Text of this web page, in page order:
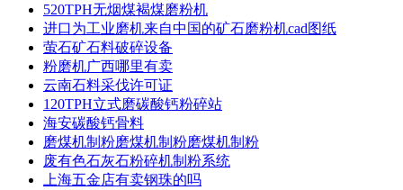
520TPH无烟煤褐煤磨粉机
进口为工业磨机来自中国的矿石磨粉机cad图纸
萤石矿石料破碎设备
粉磨机广西哪里有卖
云南石料采伐许可证
120TPH立式磨碳酸钙粉碎站
海安碳酸钙骨料
磨煤机制粉磨煤机制粉磨煤机制粉
废有色石灰石粉碎机制粉系统
上海五金店有卖钢珠的吗